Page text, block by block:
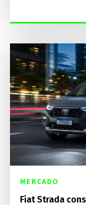
MERCADO
Fiat Strada